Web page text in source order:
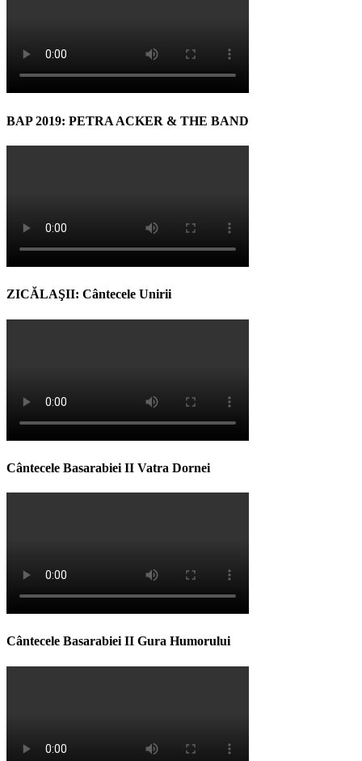
BAP 2019: PETRA ACKER & THE BAND
ZICĂLAŞII: Cântecele Unirii
Cântecele Basarabiei II Vatra Dornei
Cântecele Basarabiei II Gura Humorului